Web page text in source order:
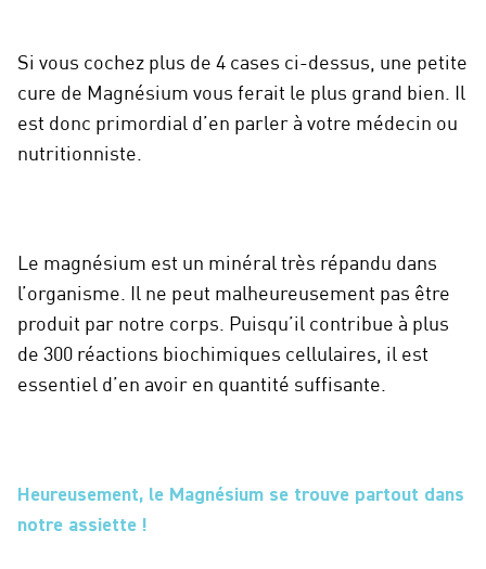
Si vous cochez plus de 4 cases ci-dessus, une petite
cure de Magnésium vous ferait le plus grand bien. Il
est donc primordial d’en parler à votre médecin ou
nutritionniste.
Le magnésium est un minéral très répandu dans
l’organisme. Il ne peut malheureusement pas être
produit par notre corps. Puisqu’il contribue à plus
de 300 réactions biochimiques cellulaires, il est
essentiel d’en avoir en quantité suffisante.
Heureusement, le Magnésium se trouve partout dans
notre assiette !